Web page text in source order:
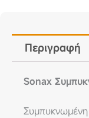
Περιγραφή
Sonax
Συμπυκνωμένη